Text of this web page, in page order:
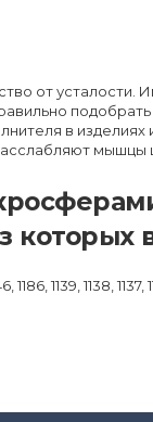
от
в
мышцы
1186, 1139, 1138,